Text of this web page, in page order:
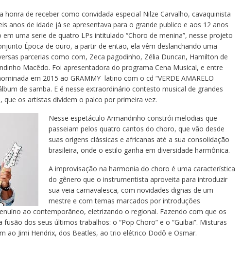
honra de receber como convidada especial Nilze Carvalho, cavaquinista
anos de idade já se apresentava para o grande publico e aos 12 anos
uma serie de quatro LPs intitulado “Choro de menina”, nesse projeto
Época de ouro, a partir de então, ela vêm deslanchando uma
parcerias como com, Zeca pagodinho, Zélia Duncan, Hamilton de
Macêdo. Foi apresentadora do programa Cena Musical, e entre
em 2015 ao GRAMMY latino com o cd “VERDE AMARELO
de samba. E é nesse extraordinário contesto musical de grandes
os artistas dividem o palco por primeira vez.
Nesse espetáculo Armandinho constrói melodias que
passeiam pelos quatro cantos do choro, que vão desde
suas origens clássicas e africanas até a sua consolidação
brasileira, onde o estilo ganha em diversidade harmônica.
A improvisação na harmonia do choro é uma característica
do gênero que o instrumentista aproveita para introduzir
sua veia carnavalesca, com novidades dignas de um
mestre e com temas marcados por introduções
ao contemporâneo, eletrizando o regional. Fazendo com que os
dos seus últimos trabalhos: o “Pop Choro” e o “Guibai”. Misturas
ao Jimi Hendrix, dos Beatles, ao trio elétrico Dodô e Osmar.